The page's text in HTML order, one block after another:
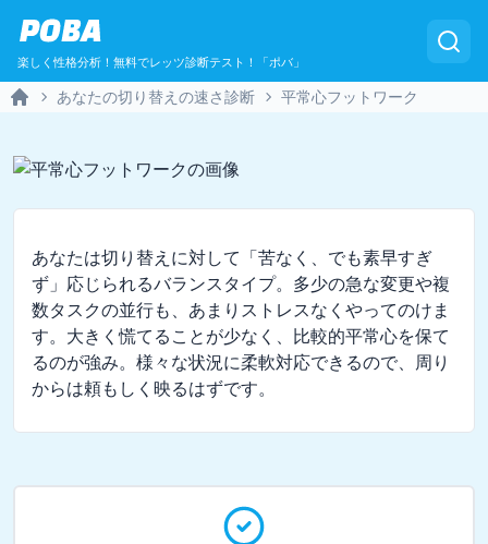
POBA
楽しく性格分析！無料でレッツ診断テスト！「ポバ」
あなたの切り替えの速さ診断 平常心フットワーク
あなたは切り替えに対して「苦なく、でも素早すぎ
ず」応じられるバランスタイプ。多少の急な変更や複
数タスクの並行も、あまりストレスなくやってのけま
す。大きく慌てることが少なく、比較的平常心を保て
るのが強み。様々な状況に柔軟対応できるので、周り
からは頼もしく映るはずです。